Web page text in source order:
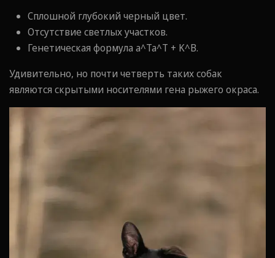
Сплошной глубокий черный цвет.
Отсутствие светлых участков.
Генетическая формула a^Ta^T + K^B.
Удивительно, но почти четверть таких собак
являются скрытыми носителями гена рыжего окраса.